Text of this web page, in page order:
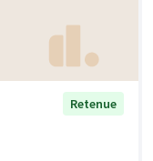
Retenue